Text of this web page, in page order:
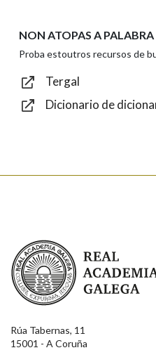
Texto de verificación
NON ATOPAS A
Proba estoutros recursos de
Tergal
Dicionario de
Real Academia Galega
Rúa Tabernas, 11
15001 - A Coruña